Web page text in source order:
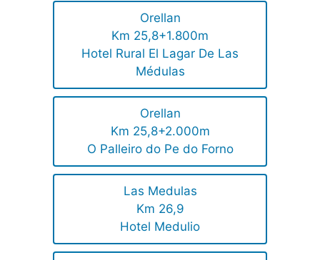
Orellan
Km 25,8+1.800m
Hotel Rural El Lagar De Las
Médulas
Orellan
Km 25,8+2.000m
O Palleiro do Pe do Forno
Las Medulas
Km 26,9
Hotel Medulio